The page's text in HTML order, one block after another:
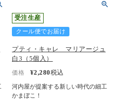
受注生産
クール便でお届け
プティ・キャレ マリアージュ
白3（5個入）
価格 ¥2,280税込
河内屋が提案する新しい時代の細工
かまぼこ！